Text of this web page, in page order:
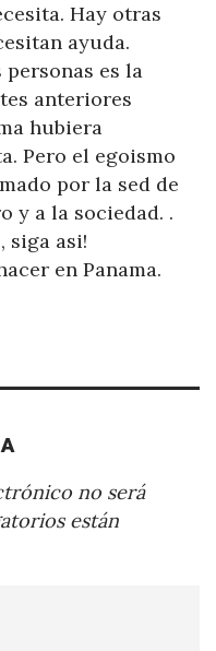
Hay otras
ayuda.
es la
anteriores
hubiera
Pero el egoismo
por la sed de
y a la sociedad. .
siga asi!
en Panama.
no será
están